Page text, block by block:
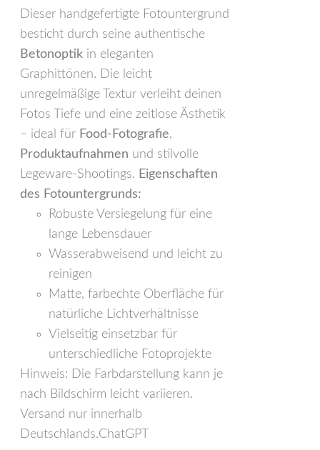
Dieser handgefertigte Fotountergrund
besticht durch seine authentische
Betonoptik in eleganten
Graphittönen. Die leicht
unregelmäßige Textur verleiht deinen
Fotos Tiefe und eine zeitlose Ästhetik
– ideal für Food-Fotografie,
Produktaufnahmen und stilvolle
Legeware-Shootings. Eigenschaften
des Fotountergrunds:
Robuste Versiegelung für eine
lange Lebensdauer
Wasserabweisend und leicht zu
reinigen
Matte, farbechte Oberfläche für
natürliche Lichtverhältnisse
Vielseitig einsetzbar für
unterschiedliche Fotoprojekte
Hinweis: Die Farbdarstellung kann je
nach Bildschirm leicht variieren.
Versand nur innerhalb
Deutschlands.ChatGPT